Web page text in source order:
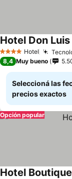
4 EstrellasHotel
Hotel Don
8,4 Muy bueno
Seleccioná las
precios exactos
Opción popular
Hotel